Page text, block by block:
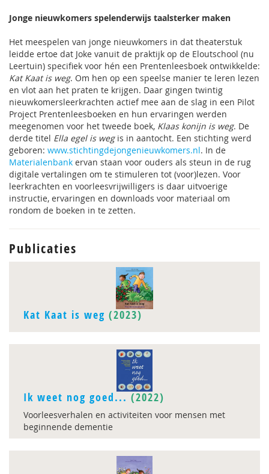
Jonge nieuwkomers spelenderwijs taalsterker maken
Het meespelen van jonge nieuwkomers in dat theaterstuk
leidde ertoe dat Joke vanuit de praktijk op de Eloutschool (nu
Leertuin) specifiek voor hén een Prentenleesboek ontwikkelde:
Kat Kaat is weg. Om hen op een speelse manier te leren lezen
en vlot aan het praten te krijgen. Daar gingen twintig
nieuwkomersleerkrachten actief mee aan de slag in een Pilot
Project Prentenleesboeken en hun ervaringen werden
meegenomen voor het tweede boek, Klaas konijn is weg. De
derde titel Ella egel is wegis in aantocht. Een stichting werd
geboren: www.stichtingdejongenieuwkomers.nl. In de
Materialenbank ervan staan voor ouders als steun in de rug
digitale vertalingen om te stimuleren tot (voor)lezen. Voor
leerkrachten en voorleesvrijwilligers is daar uitvoerige
instructie, ervaringen en downloads voor materiaal om
rondom de boeken in te zetten.
Publicaties
Kat Kaat is weg (2023)
Ik weet nog goed... (2022)
Voorleesverhalen en activiteiten voor mensen met
beginnende dementie